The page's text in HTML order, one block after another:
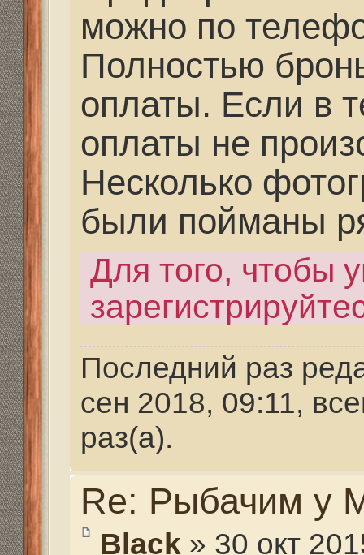
Для того, чтобы
зарегистрируйтесь.
Последний раз
раз(а).
Re: Рыбачим у
Black» 30 окт 2015,
Михаил Николаевич
Поделитесь как
Астрахани вблизи
ХИЩНИК В
Re: Рыбачим у
Mikhalich» 31 окт 2015,
Да я пока и не